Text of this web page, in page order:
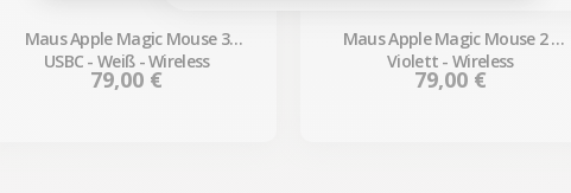
Maus Apple Magic Mouse 3
USBC - Weiß - Wireless
Preis
79,00 €
Maus Apple Magic Mouse 2 -
Violett - Wireless
Preis
79,00 €